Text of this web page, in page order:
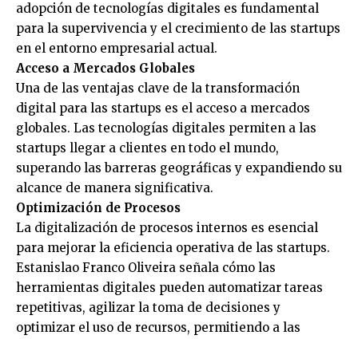
adopción de tecnologías digitales es fundamental
para la supervivencia y el crecimiento de las startups
en el entorno empresarial actual.
Acceso a Mercados Globales
Una de las ventajas clave de la transformación
digital para las startups es el acceso a mercados
globales. Las tecnologías digitales permiten a las
startups llegar a clientes en todo el mundo,
superando las barreras geográficas y expandiendo su
alcance de manera significativa.
Optimización de Procesos
La digitalización de procesos internos es esencial
para mejorar la eficiencia operativa de las startups.
Estanislao Franco Oliveira señala cómo las
herramientas digitales pueden automatizar tareas
repetitivas, agilizar la toma de decisiones y
optimizar el uso de recursos, permitiendo a las